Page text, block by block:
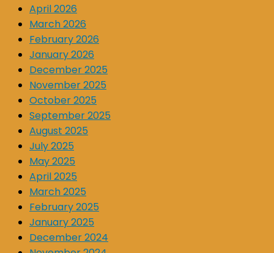
April 2026
March 2026
February 2026
January 2026
December 2025
November 2025
October 2025
September 2025
August 2025
July 2025
May 2025
April 2025
March 2025
February 2025
January 2025
December 2024